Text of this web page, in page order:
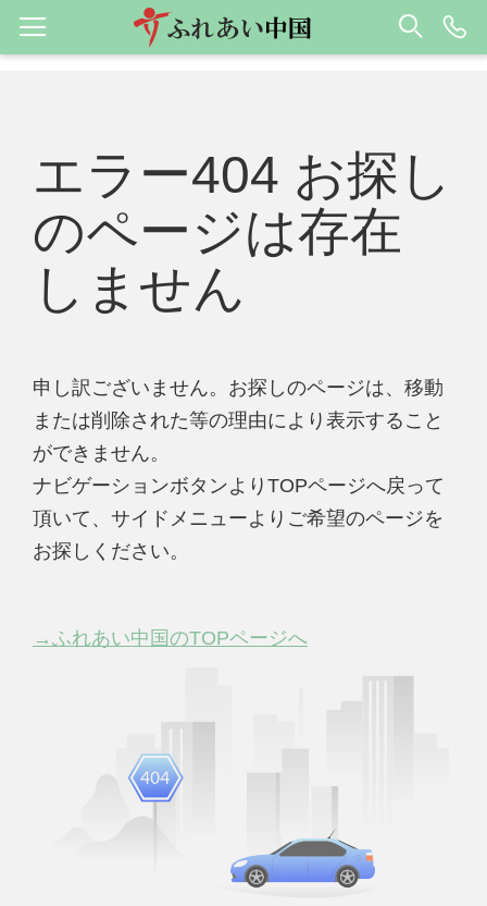
エラー404 お探し
のページは存在
しません
申し訳ございません。お探しのページは、移動
または削除された等の理由により表示すること
ができません。
ナビゲーションボタンよりTOPページへ戻って
頂いて、サイドメニューよりご希望のページを
お探しください。
→ふれあい中国のTOPページへ